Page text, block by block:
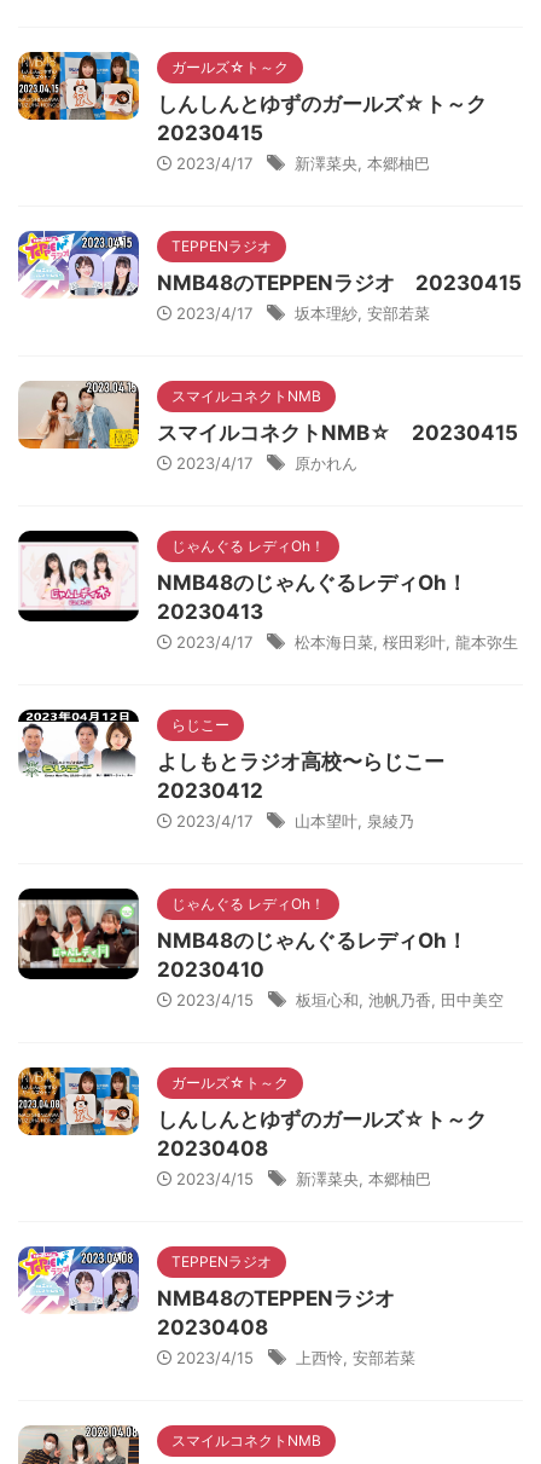
ガールズ☆ト～ク
しんしんとゆずのガールズ☆ト～ク
20230415
2023/4/17 新澤菜央 本郷柚巴
TEPPENラジオ
NMB48のTEPPENラジオ 20230415
2023/4/17 坂本理紗 安部若菜
スマイルコネクトNMB
スマイルコネクトNMB☆ 20230415
2023/4/17 原かれん
じゃんぐる レディOh！
NMB48のじゃんぐるレディOh！
20230413
2023/4/17 松本海日菜 桜田彩叶 龍本弥生
らじこー
よしもとラジオ高校〜らじこー
20230412
2023/4/17 山本望叶 泉綾乃
じゃんぐる レディOh！
NMB48のじゃんぐるレディOh！
20230410
2023/4/15 板垣心和 池帆乃香 田中美空
ガールズ☆ト～ク
しんしんとゆずのガールズ☆ト～ク
20230408
2023/4/15 新澤菜央 本郷柚巴
TEPPENラジオ
NMB48のTEPPENラジオ
20230408
2023/4/15 上西怜 安部若菜
スマイルコネクトNMB